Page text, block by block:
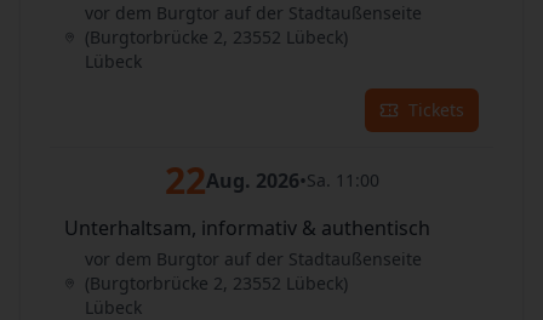
vor dem Burgtor auf der Stadtaußenseite
(Burgtorbrücke 2, 23552 Lübeck)
Lübeck
Tickets
22Aug. 2026•Sa. 11:00
Unterhaltsam, informativ & authentisch
vor dem Burgtor auf der Stadtaußenseite
(Burgtorbrücke 2, 23552 Lübeck)
Lübeck